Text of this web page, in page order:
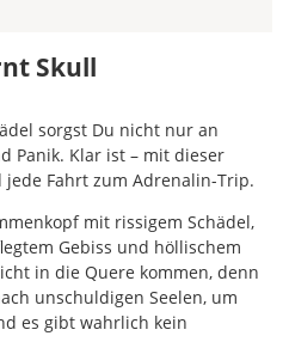
Skull
sorgst Du nicht nur an
Panik. Klar ist – mit dieser
Fahrt zum Adrenalin-Trip.
mit rissigem Schädel,
Gebiss und höllischem
in die Quere kommen, denn
unschuldigen Seelen, um
es gibt wahrlich kein